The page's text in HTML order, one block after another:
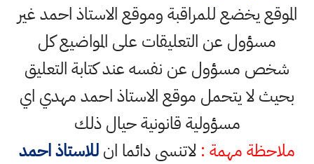
الموقع يخضع للمراقبة وموقع الاستاذ احمد غير
مسؤول عن التعليقات على المواضيع كل
شخص مسؤول عن نفسه عند كتابة التعليق
بحيث لا يتحمل موقع الاستاذ احمد مهدي اي
مسؤولية قانونية حيال ذلك
ملاحظة مهمة : لاتنسى دائما انللاستاذ احمد